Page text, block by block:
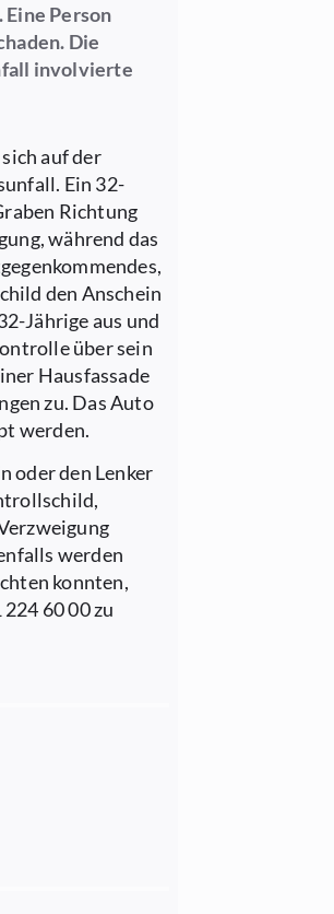
Person
Die
involvierte
auf der
Ein 32-
Richtung
während das
den Anschein
Jährige aus und
über sein
Hausfassade
zu. Das Auto
werden.
oder den Lenker
werden
konnten,
60 00 zu